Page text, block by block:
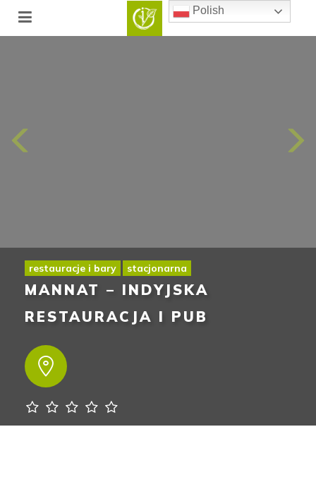
restauracje i bary stacjonarna
MANNAT – INDYJSKA
RESTAURACJA I PUB
Polish